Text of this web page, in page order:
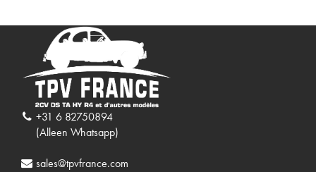
+31 6 82750894
(Alleen Whatsapp)
sales@tpvfrance.com